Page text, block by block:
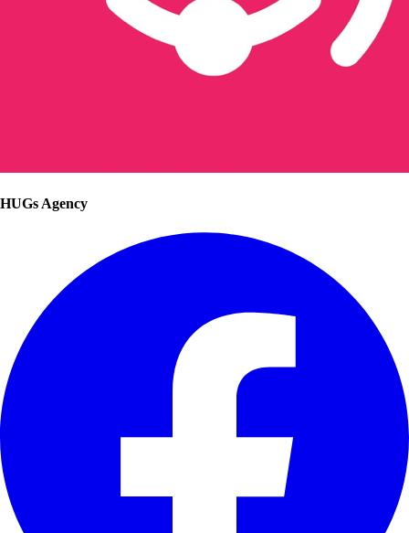
HUGs Agency